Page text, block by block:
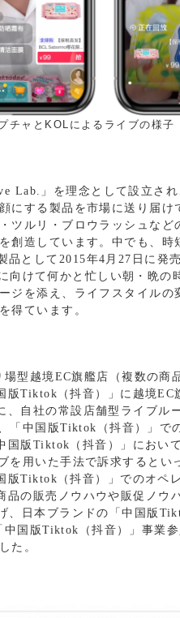
チャとKOLによるライブの様子
Lab.」を理念として設立さ
にする製品を市場に送り届け
ツルリ・ブロウラッシュなど
創造しています。中でも、時
として2015年4月27日に発
向けて何かと忙しい朝・晩の
ジを添え、ライフスタイルの
得ています。
型越境EC旗艦店（複数の商
Tiktok（抖音）」に越境EC
自社の常設店舗型ライブル
「中国版Tiktok（抖音）」で
版Tiktok（抖音）」におい
用いた手法で訴求するとい
版Tiktok（抖音）」でのオペ
の販売ノウハウや販促ノウ
、日本ブランドの「中国版
国版Tiktok（抖音）」事業
た。